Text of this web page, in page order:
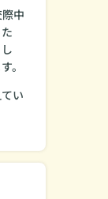
中
。
い